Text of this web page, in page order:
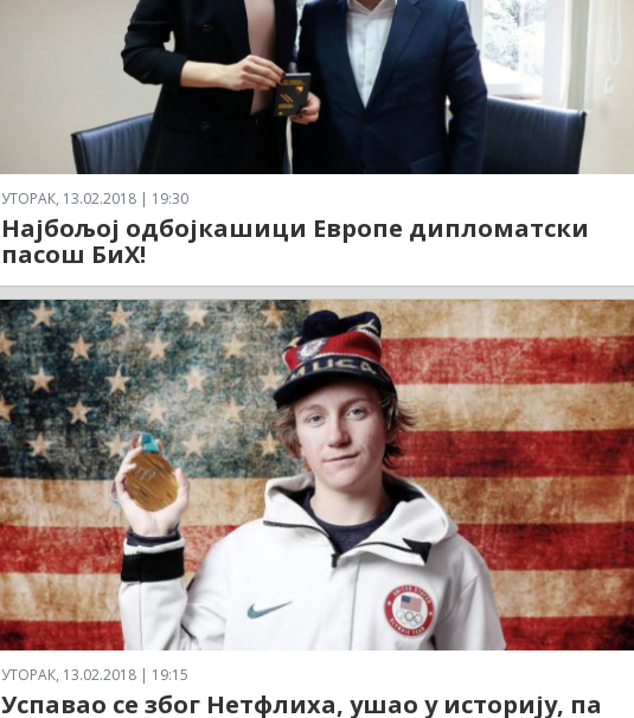
УТОРАК, 13.02.2018 | 19:30
Најбољој одбојкашици Европе дипломатски
пасош БиХ!
УТОРАК, 13.02.2018 | 19:15
Успавао се због Нетфлиxа, ушао у историју, па